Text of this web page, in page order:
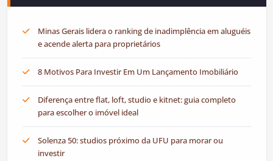
Minas Gerais lidera o ranking de inadimplência em aluguéis
e acende alerta para proprietários
8 Motivos Para Investir Em Um Lançamento Imobiliário
Diferença entre flat, loft, studio e kitnet: guia completo
para escolher o imóvel ideal
Solenza 50: studios próximo da UFU para morar ou
investir